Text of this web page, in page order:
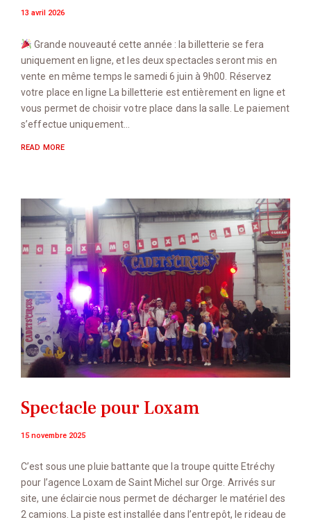
13 avril 2026
Grande nouveauté cette année : la billetterie se fera
uniquement en ligne, et les deux spectacles seront mis en
vente en même temps le samedi 6 juin à 9h00. Réservez
votre place en ligne La billetterie est entièrement en ligne et
vous permet de choisir votre place dans la salle. Le paiement
s’effectue uniquement…
READ MORE
Spectacle pour Loxam
15 novembre 2025
C’est sous une pluie battante que la troupe quitte Etréchy
pour l’agence Loxam de Saint Michel sur Orge. Arrivés sur
site, une éclaircie nous permet de décharger le matériel des
2 camions. La piste est installée dans l’entrepôt, le rideau de